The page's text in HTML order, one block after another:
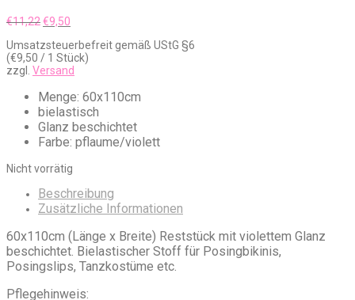
€11,22Ursprünglicher
war:
€11,22
€9,50
ist:
€9,50.
Umsatzsteuerbefreit gemäß UStG §6
(€9,50 / 1 Stück)
zzgl. Versand
Menge: 60x110cm
bielastisch
Glanz beschichtet
Farbe: pflaume/violett
Nicht vorrätig
Beschreibung
Zusätzliche Informationen
60x110cm (Länge x Breite) Reststück mit violettem Glanz
beschichtet. Bielastischer Stoff für Posingbikinis,
Posingslips, Tanzkostüme etc.
Pflegehinweis: